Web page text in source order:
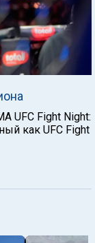
UFC Fight Night:
как UFC Fight